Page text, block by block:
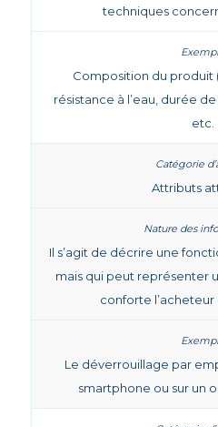
techniques
Composition du produit
résistance à l’eau, durée
etc.
Attributs
Il s’agit de décrire une
mais qui peut représenter
conforte l’acheteur
Le déverrouillage par
smartphone ou sur un